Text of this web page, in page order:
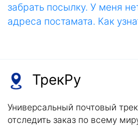
забрать посылку. У меня
адреса постамата. Как
ТрекРу
Универсальный почтовый
отследить заказ по всему